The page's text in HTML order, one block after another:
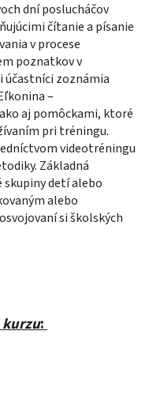
dní poslucháčov
čítanie a písanie
v procese
poznatkov v
účastníci zoznámia
–
aj pomôckami, ktoré
pri tréningu.
videotréningu
Základná
skupiny detí alebo
alebo
si školských
: